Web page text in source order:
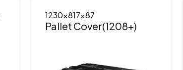
1230x817x87
Pallet Cover(1208+)